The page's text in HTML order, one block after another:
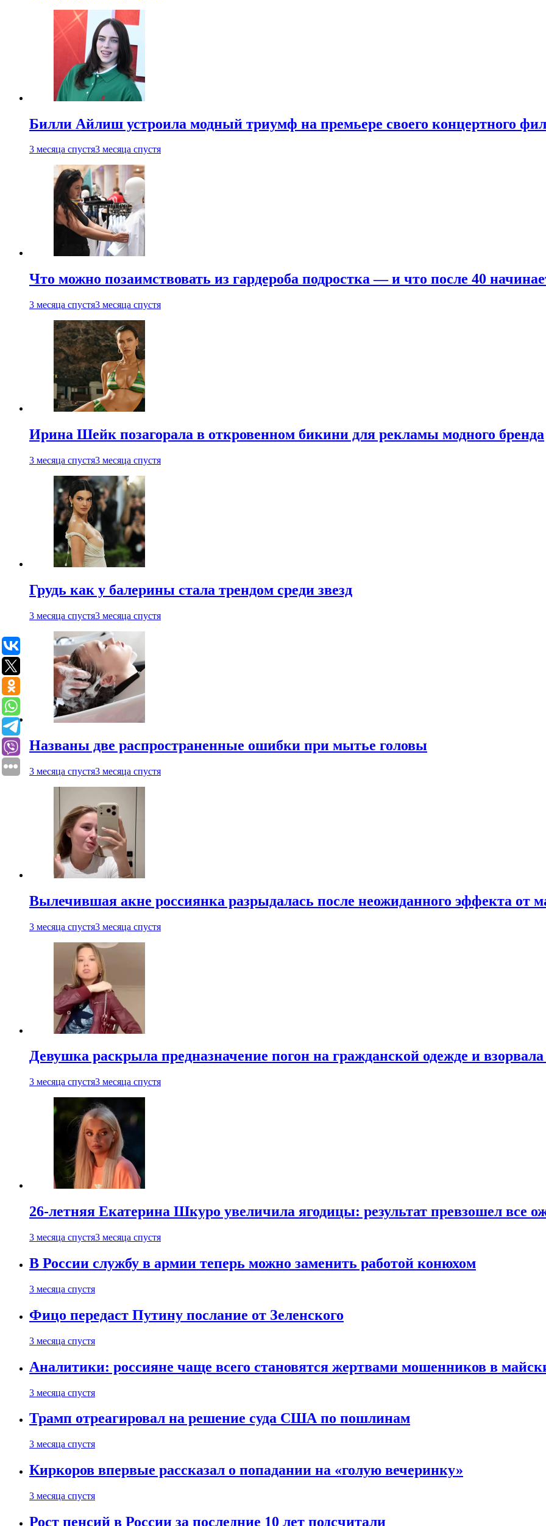
Билли Айлиш устроила модный триумф на премьере своего концертного
3 месяца спустя3 месяца спустя
Что можно позаимствовать из гардероба подростка — и что после 40
3 месяца спустя3 месяца спустя
Ирина Шейк позагорала в откровенном бикини для рекламы модного бренда
3 месяца спустя3 месяца спустя
Грудь как у балерины стала трендом среди звезд
3 месяца спустя3 месяца спустя
Названы две распространенные ошибки при мытье головы
3 месяца спустя3 месяца спустя
Вылечившая акне россиянка разрыдалась после неожиданного эффекта от
3 месяца спустя3 месяца спустя
Девушка раскрыла предназначение погон на гражданской одежде и взорвала
3 месяца спустя3 месяца спустя
26-летняя Екатерина Шкуро увеличила ягодицы: результат превзошел все
3 месяца спустя3 месяца спустя
В России службу в армии теперь можно заменить работой конюхом
3 месяца спустя
Фицо передаст Путину послание от Зеленского
3 месяца спустя
Аналитики: россияне чаще всего становятся жертвами мошенников в
3 месяца спустя
Трамп отреагировал на решение суда США по пошлинам
3 месяца спустя
Киркоров впервые рассказал о попадании на «голую вечеринку»
3 месяца спустя
Рост пенсий в России за последние 10 лет подсчитали